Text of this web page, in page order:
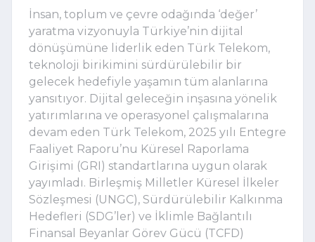
İnsan, toplum ve çevre odağında ‘değer’
yaratma vizyonuyla Türkiye’nin dijital
dönüşümüne liderlik eden Türk Telekom,
teknoloji birikimini sürdürülebilir bir
gelecek hedefiyle yaşamın tüm alanlarına
yansıtıyor. Dijital geleceğin inşasına yönelik
yatırımlarına ve operasyonel çalışmalarına
devam eden Türk Telekom, 2025 yılı Entegre
Faaliyet Raporu’nu Küresel Raporlama
Girişimi (GRI) standartlarına uygun olarak
yayımladı. Birleşmiş Milletler Küresel İlkeler
Sözleşmesi (UNGC), Sürdürülebilir Kalkınma
Hedefleri (SDG’ler) ve İklimle Bağlantılı
Finansal Beyanlar Görev Gücü (TCFD)